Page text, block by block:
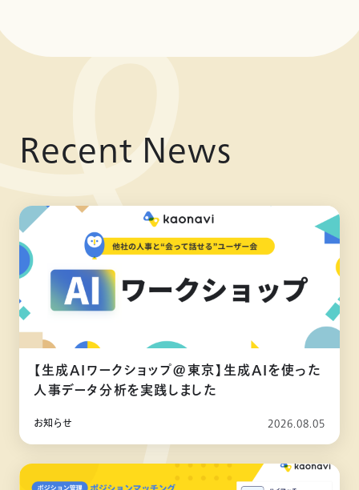
Recent News
【生成AIワークショップ@東京】生成AIを使った
人事データ分析を実践しました
お知らせ 2026.08.05